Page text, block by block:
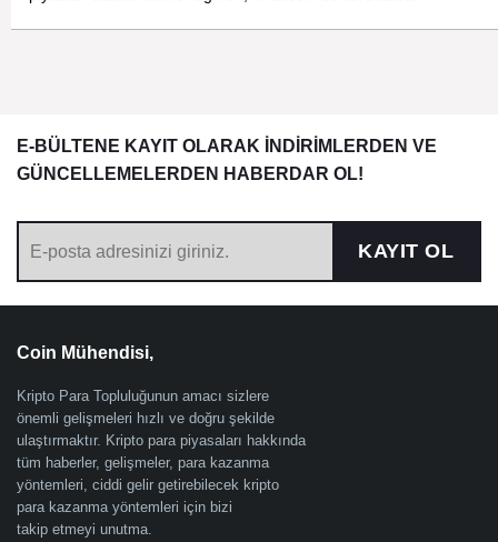
E-BÜLTENE KAYIT OLARAK İNDİRİMLERDEN VE
GÜNCELLEMELERDEN HABERDAR OL!
KAYIT OL
Coin Mühendisi,
Kripto Para Topluluğunun amacı sizlere
önemli gelişmeleri hızlı ve doğru şekilde
ulaştırmaktır. Kripto para piyasaları hakkında
tüm haberler, gelişmeler, para kazanma
yöntemleri, ciddi gelir getirebilecek kripto
para kazanma yöntemleri için bizi
takip etmeyi unutma.